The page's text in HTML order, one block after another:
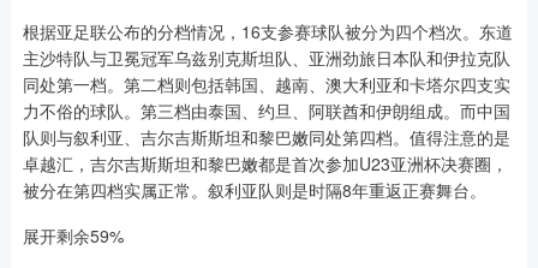
根据亚足联公布的分档情况，16支参赛球队被分为四个档次。东道
主沙特队与卫冕冠军乌兹别克斯坦队、亚洲劲旅日本队和伊拉克队
同处第一档。第二档则包括韩国、越南、澳大利亚和卡塔尔四支实
力不俗的球队。第三档由泰国、约旦、阿联酋和伊朗组成。而中国
队则与叙利亚、吉尔吉斯斯坦和黎巴嫩同处第四档。值得注意的是
卓越汇，吉尔吉斯斯坦和黎巴嫩都是首次参加U23亚洲杯决赛圈，
被分在第四档实属正常。叙利亚队则是时隔8年重返正赛舞台。
展开剩余59%